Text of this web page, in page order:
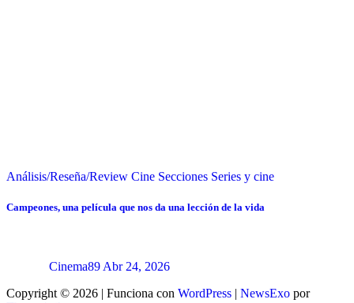
Análisis/Reseña/Review Cine Secciones Series y cine
Campeones, una película que nos da una lección de la vida
Cinema89 Abr 24, 2026
Copyright © 2026 | Funciona con WordPress | NewsExo por